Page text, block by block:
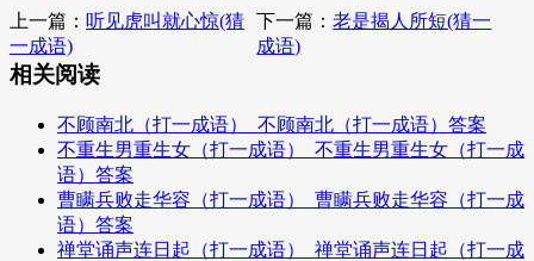
上一篇： 听见虎叫就心惊(猜
一成语)
下一篇：老是揭人所短(猜一
成语)
相关阅读
不顾南北（打一成语）_不顾南北（打一成语）答案
不重生男重生女（打一成语）_不重生男重生女（打一成
语）答案
曹瞒兵败走华容（打一成语）_曹瞒兵败走华容（打一成
语）答案
禅堂诵声连日起（打一成语）_禅堂诵声连日起（打一成